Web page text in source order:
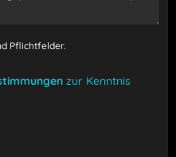
Pflichtfelder.
zur Kenntnis